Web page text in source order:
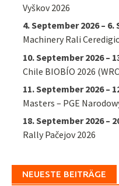
Vyškov 2026
4. September 2026– 6.
Machinery Rali
10. September 2026–
Chile BIOBÍO 2026
11. September 2026–
Masters – PGE
18. September 2026–
Rally Pačejov 2026
NEUESTE BEITRÄGE